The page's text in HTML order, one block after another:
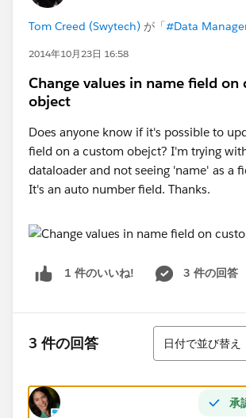
Tom Creed (Swytech) が「#Data
2014年10月23日 16:58
Change values in name field on
object
Does anyone know if it's possible to
field on a custom obejct? I'm trying
dataloader and not seeing 'name' as a
It's an auto number field. Thanks.
1 件のいいね! 3 件の回答
3 件の回答
並び替え
日付で並び替え
承